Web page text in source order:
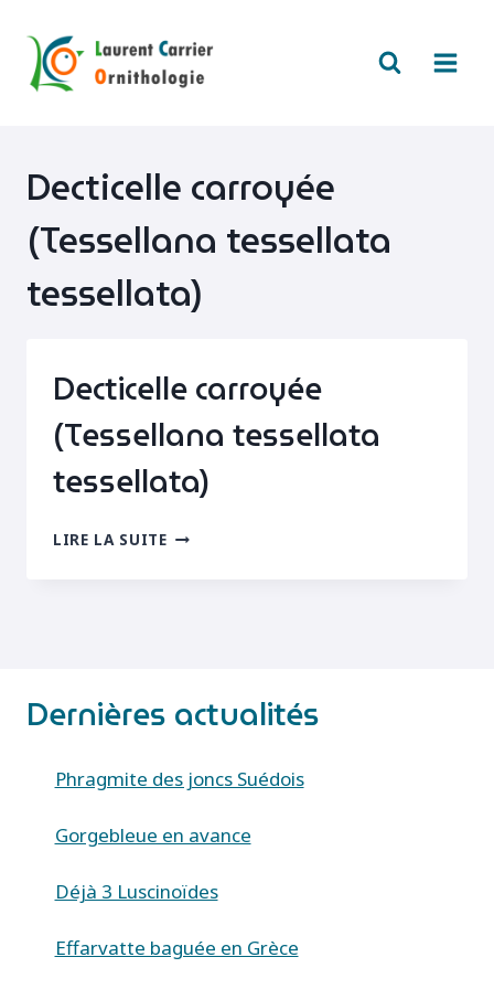
contenu
Decticelle carroyée
(Tessellana tessellata
tessellata)
Decticelle carroyée
(Tessellana tessellata
tessellata)
LIRE LA SUITEDECTICELLE
Dernières actualités
Phragmite des joncs Suédois
Gorgebleue en avance
Déjà 3 Luscinoïdes
Effarvatte baguée en Grèce